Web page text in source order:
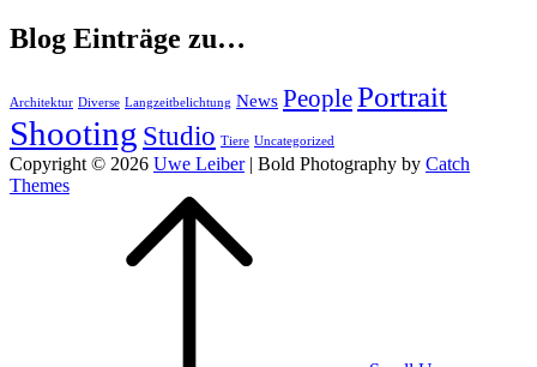
Blog Einträge zu…
Architektur Diverse Langzeitbelichtung News PeoplePortrait
Shooting Studio Tiere Uncategorized
Copyright © 2026 Uwe Leiber | Bold Photography by Catch
Themes